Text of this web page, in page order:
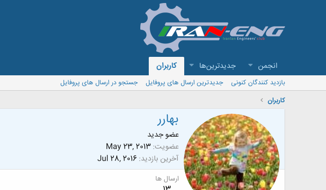
انجمن جدیدترین‌ها کاربران
بازدید کنندگان کنونی جدیدترین ارسال های پروفایل
جستجو در ارسال های پروفایل
کاربران
بهارر
عضو جدید
عضویت May 23, 2013
آخرین بازدید Jul 28, 2016
ارسال ها